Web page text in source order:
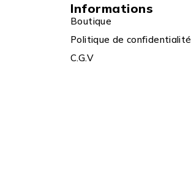
Informations
Boutique
Politique de confidentialité
C.G.V